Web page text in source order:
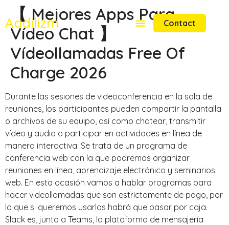
Aadilizm Contact
【 Mejores Apps Para
Vídeo Chat 】
Vídeollamadas Free Of
Charge 2026
Durante las sesiones de videoconferencia en la sala de
reuniones, los participantes pueden compartir la pantalla
o archivos de su equipo, así como chatear, transmitir
vídeo y audio o participar en actividades en línea de
manera interactiva. Se trata de un programa de
conferencia web con la que podremos organizar
reuniones en línea, aprendizaje electrónico y seminarios
web. En esta ocasión vamos a hablar programas para
hacer videollamadas que son estrictamente de pago, por
lo que si queremos usarlas habrá que pasar por caja.
Slack es, junto a Teams, la plataforma de mensajería